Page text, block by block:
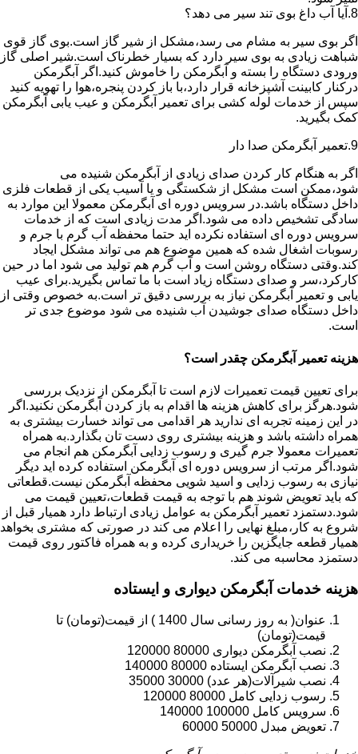
8.آیا آب داغ بوی تند سیر می دهد؟
اگر بوی سیر به مشام می رسد،مشکل از شیر گاز است.بوی گاز قوی
شباهت زیادی به بوی سیر دارد که بسیار خطرناک است.شیر اصلی گاز
ورودی دستگاه را بسته و آبگرمکن را خاموش کنید.اگر آبگرمکن
درکنار کابینت آشپزخانه قرار دارد،با باز کردن پنجره،هوا را تهویه کنید
سپس از خدمات لوله کشی برای تعمیر آبگرمکن و عیب یابی آبگرمکن
کمک بگیرید.
9.تعمیر آبگرمکن صدا دار
اگر به هنگام کار کردن صدای زیادی از آبگرمکن شنیده می
شود،ممکن است مشکل از شکستگی و یا آسیب یکی از قطعات فلزی
داخل دستگاه باشد.در سرویس دوره ای آبگرمکن معمولا این موارد به
سادگی تشخیص داده می شود.اگر مدت زیادی است که از خدمات
سرویس دوره ای استفاده نکرده اید حتما محفظه آب گرم با جرم و
رسوبات اشغال شده که همین موضوع هم می تواند مشکل ایجاد
کند.وقتی دستگاه روشن است و آب گرم هم تولید می شود اما در حین
کارکرد،سر و صدای دستگاه زیاد است با ما تماس بگیرید.برای عیب
یابی و تعمیر آبگرمکن نیاز به بررسی دقیق تر است.به خصوص وقتی از
داخل دستگاه صدای جوشیدن آب شنیده می شود موضوع جدی تر
است.
هزینه تعمیر آبگرمکن چقدر است؟
برای تعیین قیمت تعمیرات لازم است تا آبگرمکن از نزدیک بررسی
شود.هرگز برای کاهش هزینه ها اقدام به باز کردن آبگرمکن نکنید.اگر
در این زمینه تجربه ای ندارید هر اقدامی می تواند خسارت بیشتری به
همراه داشته باشد و هزینه بیشتری روی دست تان بگذارد.به همراه
تعمیرات معمولا جرم گیری و رسوب زدایی آبگرمکن هم انجام می
شود.اگر مرتب از سرویس دوره ای آبگرمکن استفاده کرده اید دیگر
نیازی به رسوب زدایی و اسید شویی محفظه آبگرمکن نیست.قطعاتی
که باید تعویض شوند هم با توجه به قیمت قطعات،تعیین قیمت می
شود.دستمزد تعمیر آبگرمکن به عوامل زیادی ارتباط دارد همیار قبل از
شروع به کار،مبلغ نهایی را اعلام می کند در صورتی که مشتری بخواهد
همیار قطعه جایگزین را خریداری کرده و به همراه فاکتور روی قیمت
دستمزد محاسبه می کند.
هزینه خدمات آبگرمکن دیواری و ایستاده
عنوان( به روز رسانی سال 1400 ) از قیمت(تومان) تا
قیمت(تومان)
نصب آبگرمکن دیواری 80000 120000
نصب آبگرمکن ایستاده 80000 140000
نصب شیرآلات(هر عدد) 30000 35000
رسوب زدایی کامل 80000 120000
سرویس کامل 100000 140000
تعویض مبدل 50000 60000